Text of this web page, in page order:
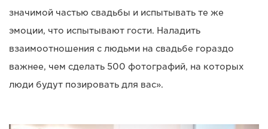
значимой частью свадьбы и испытывать те же
эмоции, что испытывают гости. Наладить
взаимоотношения с людьми на свадьбе гораздо
важнее, чем сделать 500 фотографий, на которых
люди будут позировать для вас».